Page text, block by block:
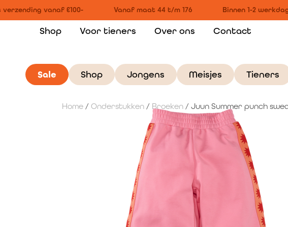
vanaf €100- Vanaf maat 44 t/m 176 Binnen 1-2
Shop Voor tieners Over ons Contact
Sale Shop Jongens Meisjes Tieners
Home / Onderstukken / Broeken / Juun Summer punch